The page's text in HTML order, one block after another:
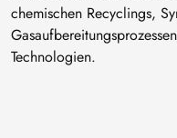
chemischen Recyclings,
Technologien.